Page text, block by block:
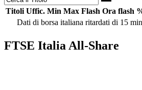
Titoli Uffic. Min Max Flash Ora flash
Dati di borsa italiana ritardati di 15
FTSE Italia All-Share